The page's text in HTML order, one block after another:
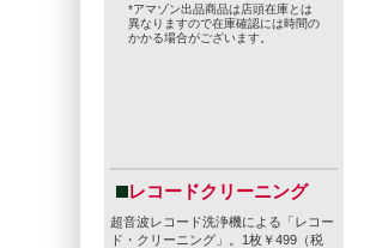
*アマゾン出品商品は店頭在庫とは
異なりますので在庫確認には時間の
かかる場合がございます。
レコードクリーニング
超音波レコード洗浄機による「レコー
ド・クリーニング」。1枚￥499（税